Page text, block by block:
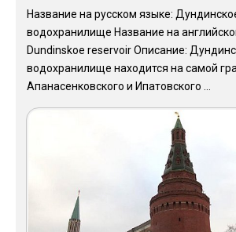
Название на русском языке:
водохранилище Название на
Dundinskoe reservoir Описание:
водохранилище находится на самой
Апанасенковского и Ипатовского ...